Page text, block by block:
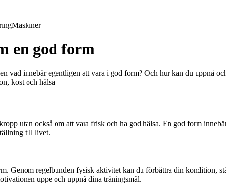
Maskiner
en god form
vad innebär egentligen att vara i god form? Och hur kan du uppnå
kost och hälsa.
utan också om att vara frisk och ha god hälsa. En god form
till livet.
Genom regelbunden fysisk aktivitet kan du förbättra din kondition,
uppe och uppnå dina träningsmål.